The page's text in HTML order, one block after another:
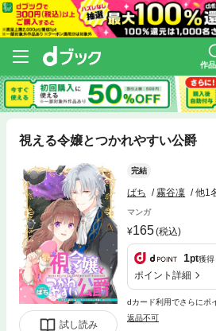
作
視える令嬢とつかれやすい公爵
試し読み
完結
ばち 霧谷凜 他1
マンガ
165(税込)
1pt獲得
ポイント詳細
dカード利用でさらにポ
返品不可